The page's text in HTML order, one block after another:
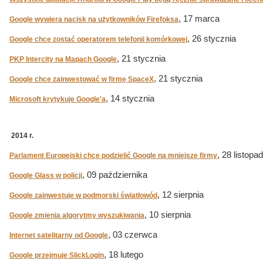
Google wywiera nacisk na użytkowników Firefoksa, 17 marca
Google chce zostać operatorem telefonii komórkowej, 26 stycznia
PKP Intercity na Mapach Google, 21 stycznia
Google chce zainwestować w firmę SpaceX, 21 stycznia
Microsoft krytykuje Google'a, 14 stycznia
2014 r.
Parlament Europejski chce podzielić Google na mniejsze firmy, 28
Google Glass w policji, 09 października
Google zainwestuje w podmorski światłowód , 12 sierpnia
Google zmienia algorytmy wyszukiwania, 10 sierpnia
Internet satelitarny od Google, 03 czerwca
Google przejmuje SlickLogin, 18 lutego